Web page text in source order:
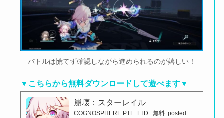
バトルは慌てず確認しながら進められるのが嬉しい！
▼こちらから無料ダウンロードして遊べます▼
崩壊：スターレイル
COGNOSPHERE PTE. LTD. 無料 posted